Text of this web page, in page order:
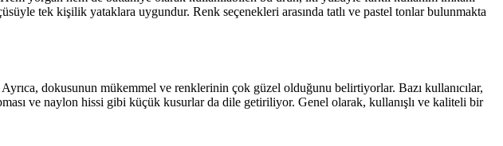
tek kişilik yataklara uygundur. Renk seçenekleri arasında tatlı ve pastel tonlar bulunmakta
dokusunun mükemmel ve renklerinin çok güzel olduğunu belirtiyorlar. Bazı kullanıcılar,
ve naylon hissi gibi küçük kusurlar da dile getiriliyor. Genel olarak, kullanışlı ve kaliteli bir